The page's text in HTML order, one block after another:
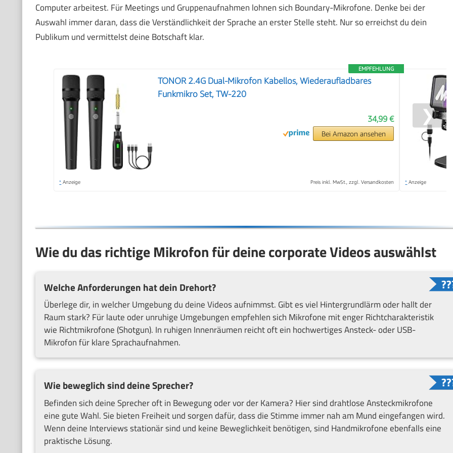
Computer arbeitest. Für Meetings und Gruppenaufnahmen lohnen sich Boundary-Mikrofone. Denke bei der
Auswahl immer daran, dass die Verständlichkeit der Sprache an erster Stelle steht. Nur so erreichst du dein
Publikum und vermittelst deine Botschaft klar.
EMPFEHLUNG
TONOR 2.4G Dual-Mikrofon Kabellos, Wiederaufladbares
Funkmikro Set, TW-220
34,99 €
Bei Amazon ansehen
* Anzeige Preis inkl. MwSt., zzgl. Versandkosten * Anzeige
❯
Wie du das richtige Mikrofon für deine corporate Videos auswählst
Welche Anforderungen hat dein Drehort?
Überlege dir, in welcher Umgebung du deine Videos aufnimmst. Gibt es viel Hintergrundlärm oder hallt der
Raum stark? Für laute oder unruhige Umgebungen empfehlen sich Mikrofone mit enger Richtcharakteristik
wie Richtmikrofone (Shotgun). In ruhigen Innenräumen reicht oft ein hochwertiges Ansteck- oder USB-
Mikrofon für klare Sprachaufnahmen.
Wie beweglich sind deine Sprecher?
Befinden sich deine Sprecher oft in Bewegung oder vor der Kamera? Hier sind drahtlose Ansteckmikrofone
eine gute Wahl. Sie bieten Freiheit und sorgen dafür, dass die Stimme immer nah am Mund eingefangen wird.
Wenn deine Interviews stationär sind und keine Beweglichkeit benötigen, sind Handmikrofone ebenfalls eine
praktische Lösung.